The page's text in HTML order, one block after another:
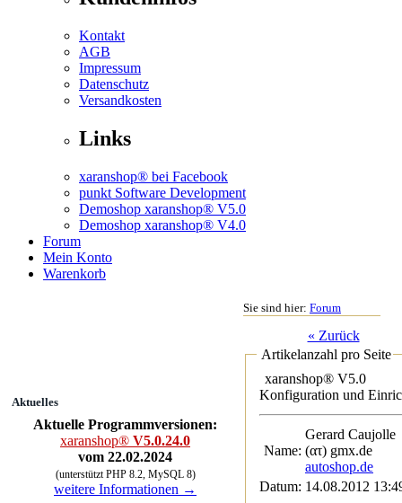
Kontakt
AGB
Impressum
Datenschutz
Versandkosten
Links
xaranshop® bei Facebook
punkt Software Development
Demoshop xaranshop® V5.0
Demoshop xaranshop® V4.0
Forum
Mein Konto
Warenkorb
Aktuelles
Aktuelle Programmversionen:
xaranshop® V5.0.24.0
vom 22.02.2024
(unterstützt PHP 8.2, MySQL 8)
weitere Informationen →
Sie sind hier: Forum
« Zurück
Artikelanzahl pro Seite
xaranshop® V5.0
Konfiguration und
Name:
Gerard
(ατ) gmx.de
autoshop.de
Datum: 14.08.2012